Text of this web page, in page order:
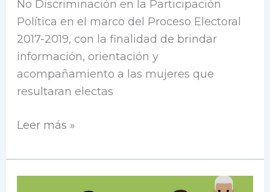
No Discriminación en la Participación
Política en el marco del Proceso Electoral
2017-2019, con la finalidad de brindar
información, orientación y
acompañamiento a las mujeres que
resultaran electas
Leer más »